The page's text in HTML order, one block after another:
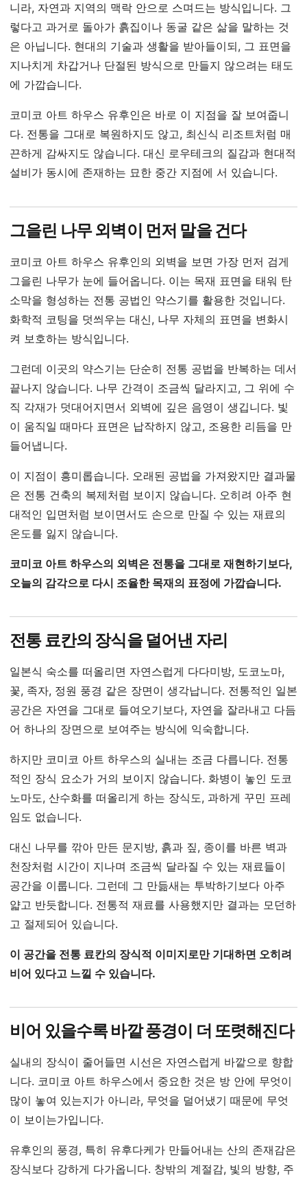
니라, 자연과 지역의 맥락 안으로 스며드는 방식입니다. 그
렇다고 과거로 돌아가 흙집이나 동굴 같은 삶을 말하는 것
은 아닙니다. 현대의 기술과 생활을 받아들이되, 그 표면을
지나치게 차갑거나 단절된 방식으로 만들지 않으려는 태도
에 가깝습니다.
코미코 아트 하우스 유후인은 바로 이 지점을 잘 보여줍니
다. 전통을 그대로 복원하지도 않고, 최신식 리조트처럼 매
끈하게 감싸지도 않습니다. 대신 로우테크의 질감과 현대적
설비가 동시에 존재하는 묘한 중간 지점에 서 있습니다.
그을린 나무 외벽이 먼저 말을 건다
코미코 아트 하우스 유후인의 외벽을 보면 가장 먼저 검게
그을린 나무가 눈에 들어옵니다. 이는 목재 표면을 태워 탄
소막을 형성하는 전통 공법인 약스기를 활용한 것입니다.
화학적 코팅을 덧씌우는 대신, 나무 자체의 표면을 변화시
켜 보호하는 방식입니다.
그런데 이곳의 약스기는 단순히 전통 공법을 반복하는 데서
끝나지 않습니다. 나무 간격이 조금씩 달라지고, 그 위에 수
직 각재가 덧대어지면서 외벽에 깊은 음영이 생깁니다. 빛
이 움직일 때마다 표면은 납작하지 않고, 조용한 리듬을 만
들어냅니다.
이 지점이 흥미롭습니다. 오래된 공법을 가져왔지만 결과물
은 전통 건축의 복제처럼 보이지 않습니다. 오히려 아주 현
대적인 입면처럼 보이면서도 손으로 만질 수 있는 재료의
온도를 잃지 않습니다.
코미코 아트 하우스의 외벽은 전통을 그대로 재현하기보다,
오늘의 감각으로 다시 조율한 목재의 표정에 가깝습니다.
전통 료칸의 장식을 덜어낸 자리
일본식 숙소를 떠올리면 자연스럽게 다다미방, 도코노마,
꽃, 족자, 정원 풍경 같은 장면이 생각납니다. 전통적인 일본
공간은 자연을 그대로 들여오기보다, 자연을 잘라내고 다듬
어 하나의 장면으로 보여주는 방식에 익숙합니다.
하지만 코미코 아트 하우스의 실내는 조금 다릅니다. 전통
적인 장식 요소가 거의 보이지 않습니다. 화병이 놓인 도코
노마도, 산수화를 떠올리게 하는 장식도, 과하게 꾸민 프레
임도 없습니다.
대신 나무를 깎아 만든 문지방, 흙과 짚, 종이를 바른 벽과
천장처럼 시간이 지나며 조금씩 달라질 수 있는 재료들이
공간을 이룹니다. 그런데 그 만듦새는 투박하기보다 아주
얇고 반듯합니다. 전통적 재료를 사용했지만 결과는 모던하
고 절제되어 있습니다.
이 공간을 전통 료칸의 장식적 이미지로만 기대하면 오히려
비어 있다고 느낄 수 있습니다.
비어 있을수록 바깥 풍경이 더 또렷해진다
실내의 장식이 줄어들면 시선은 자연스럽게 바깥으로 향합
니다. 코미코 아트 하우스에서 중요한 것은 방 안에 무엇이
많이 놓여 있는지가 아니라, 무엇을 덜어냈기 때문에 무엇
이 보이는가입니다.
유후인의 풍경, 특히 유후다케가 만들어내는 산의 존재감은
장식보다 강하게 다가옵니다. 창밖의 계절감, 빛의 방향, 주